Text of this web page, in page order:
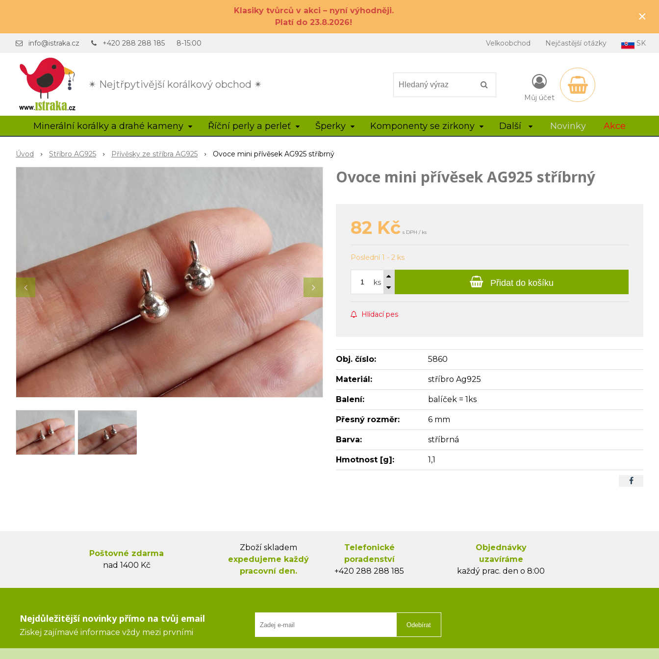
Klasiky tvůrců v akci – nyní výhodněji.
Platí do 23.8.2026!
×
✴ Nejtřpytivější korálkový obchod ✴
info@istraka.cz +420 288 288 185 8-15:00 Velkoobchod Nejčastější otázky SK
Můj účet
Minerální korálky a drahé kameny Říční perly a perleť Šperky Komponenty se zirkony Další Novinky Akce
Úvod Stříbro AG925 Přívěsky ze stříbra AG925 Ovoce mini přívěsek AG925 stříbrný
Ovoce mini přívěsek AG925 stříbrný
82 Kč s DPH / ks
Poslední 1 - 2 ks
ks Přidat do košíku
Hlídací pes
Obj. číslo: 5860
Materiál: stříbro Ag925
Balení: balíček = 1ks
Přesný rozměr: 6 mm
Barva: stříbrná
Hmotnost [g]: 1,1
Poštovné zdarma
nad 1400 Kč
Zboží skladem
expedujeme každý
pracovní den.
Telefonické
poradenství
+420 288 288 185
Objednávky
uzavíráme
každý prac. den o 8:00
Nejdůležitější novinky přímo na tvůj email
Ziskej zajímavé informace vždy mezi prvními
Odebírat